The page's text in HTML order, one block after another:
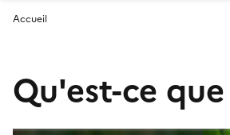
Accueil
Qu'est-ce